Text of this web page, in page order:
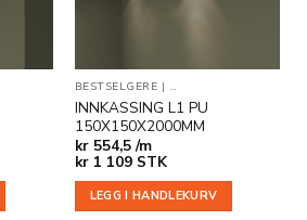
BELYSNING|INNKASSINGER
BESTSELGERE | INDIREKTE BELYSNING
INNKASSING L1 PU
150X150X2000MM
kr554,5 /m
kr1 109 STK
LEGG I HANDLEKURV